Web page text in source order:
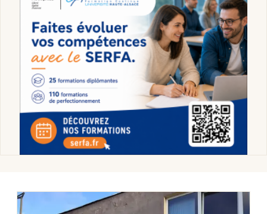
Spectacles
Concerts
Sports
Soirées
Sorties famille
Santé et soin dans le Haut-Rhin
Nantes
Nice
Paris
Strasbourg
Toulouse
Toutes les villes